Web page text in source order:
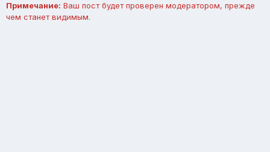
Примечание: Ваш пост будет проверен модератором, прежде
чем станет видимым.